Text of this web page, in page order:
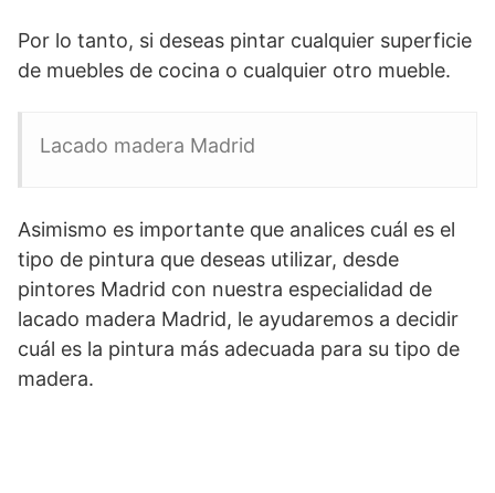
Por lo tanto, si deseas pintar cualquier superficie
de muebles de cocina o cualquier otro mueble.
Lacado madera Madrid
Asimismo es importante que analices cuál es el
tipo de pintura que deseas utilizar, desde
pintores Madrid con nuestra especialidad de
lacado madera Madrid, le ayudaremos a decidir
cuál es la pintura más adecuada para su tipo de
madera.